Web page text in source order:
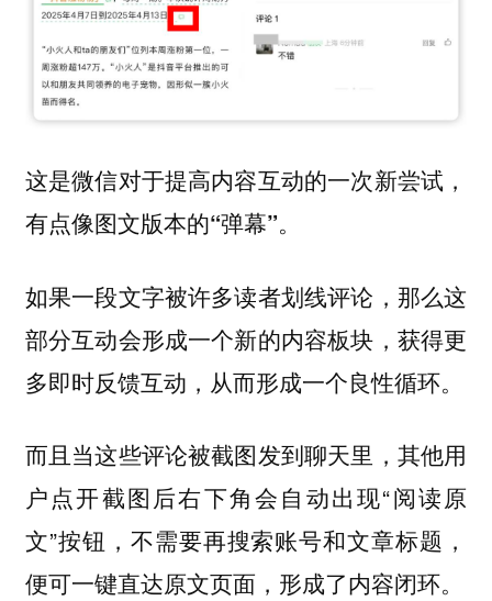
这是微信对于提高内容互动的一次新尝试，
有点像图文版本的“弹幕”。
如果一段文字被许多读者划线评论，那么这
部分互动会形成一个新的内容板块，获得更
多即时反馈互动，从而形成一个良性循环。
而且当这些评论被截图发到聊天里，其他用
户点开截图后右下角会自动出现“阅读原
文”按钮， 不需要再搜索账号和文章标题，
便可一键直达原文页面，形成了内容闭环。